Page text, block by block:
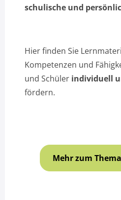
schulische und
Hier finden Sie
Kompetenzen und
und Schüler individuell
fördern.
Mehr zum